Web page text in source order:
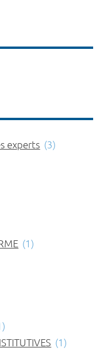
experts (3)
(1)
(1)